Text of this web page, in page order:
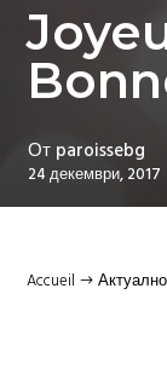
От paroissebg
24 декември, 2017
Accueil $ Актуално